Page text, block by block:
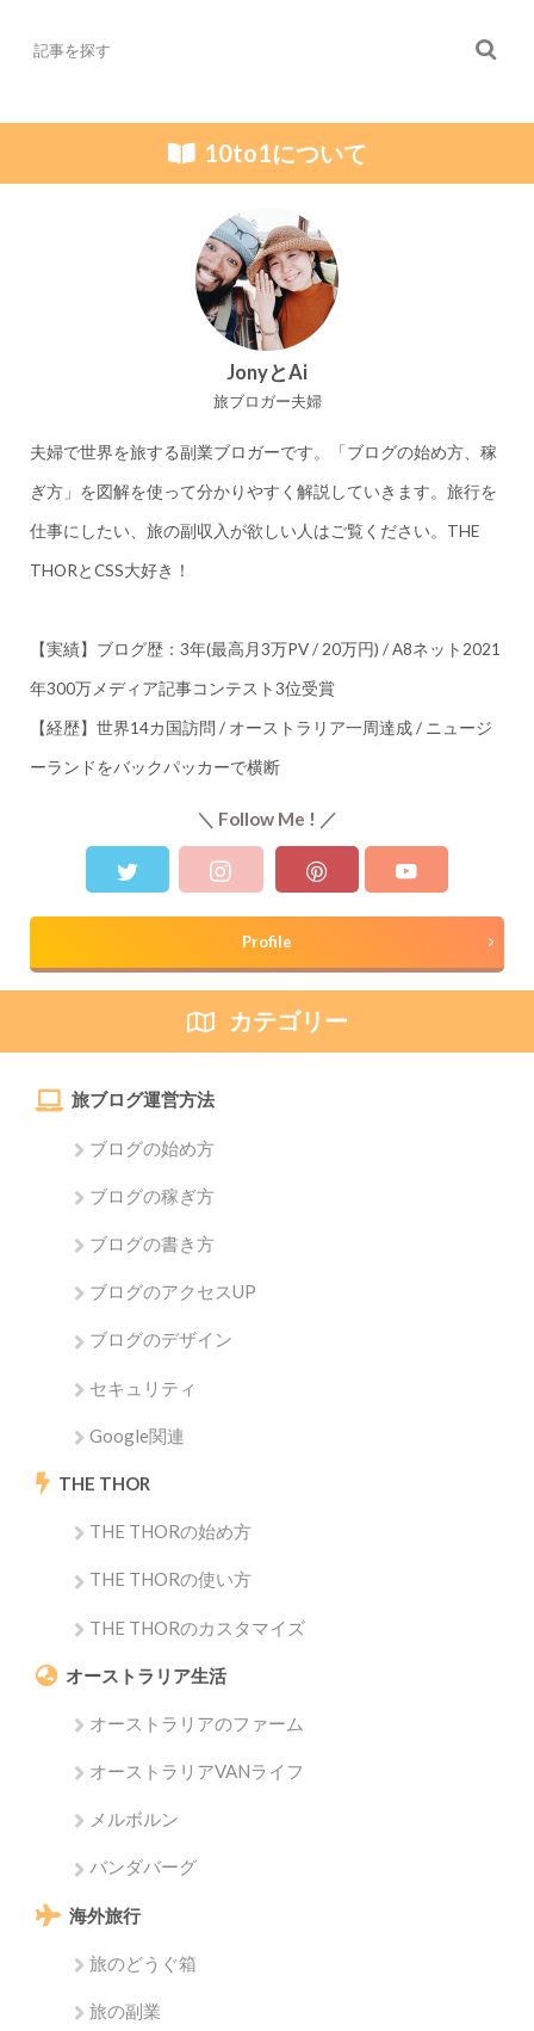
10to1について
JonyとAi
旅ブロガー夫婦
夫婦で世界を旅する副業ブロガーです。「ブログの始め方、稼
ぎ方」を図解を使って分かりやすく解説していきます。旅行を
仕事にしたい、旅の副収入が欲しい人はご覧ください。THE
THORとCSS大好き！
【実績】ブログ歴：3年(最高月3万PV / 20万円) / A8ネット2021
年300万メディア記事コンテスト3位受賞
【経歴】世界14カ国訪問 / オーストラリア一周達成 / ニュージ
ーランドをバックパッカーで横断
＼ Follow Me ! ／
Profile
カテゴリー
旅ブログ運営方法
ブログの始め方
ブログの稼ぎ方
ブログの書き方
ブログのアクセスUP
ブログのデザイン
セキュリティ
Google関連
THE THOR
THE THORの始め方
THE THORの使い方
THE THORのカスタマイズ
オーストラリア生活
オーストラリアのファーム
オーストラリアVANライフ
メルボルン
バンダバーグ
海外旅行
旅のどうぐ箱
旅の副業